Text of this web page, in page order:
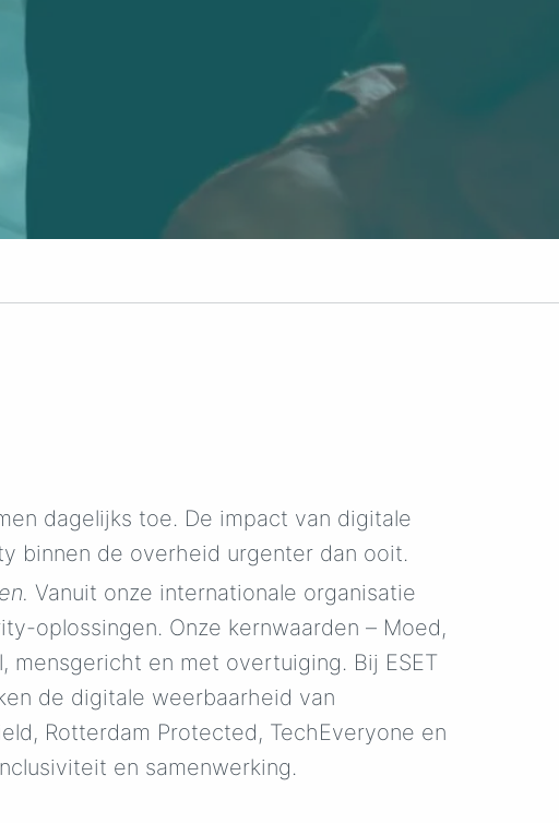
dagelijks toe. De impact van digitale
binnen de overheid urgenter dan ooit.
Vanuit onze internationale organisatie
oplossingen. Onze kernwaarden – Moed,
en met overtuiging. Bij ESET
de digitale weerbaarheid van
Rotterdam Protected, TechEveryone en
en samenwerking.